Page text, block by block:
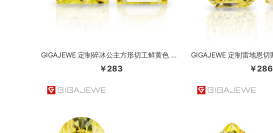
GIGAJEWE 定制碎冰公主方形切工鲜黄色 VVS1 莫桑石裸钻测试通过宝石首饰制作
￥283 ￥286